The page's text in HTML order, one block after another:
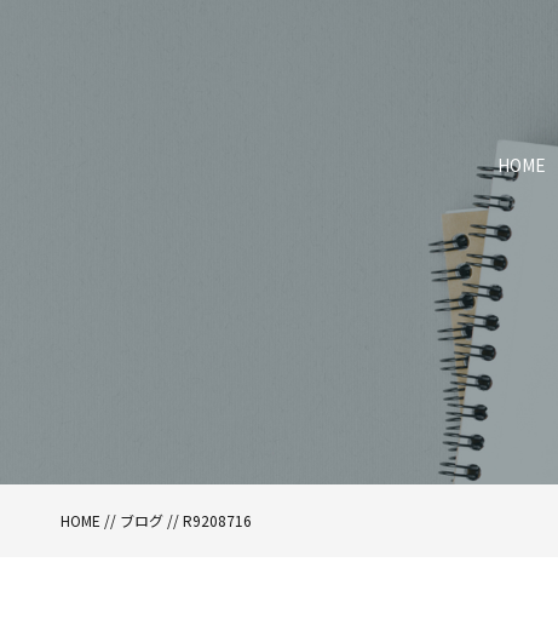
HOME
HOME // ブログ // R9208716